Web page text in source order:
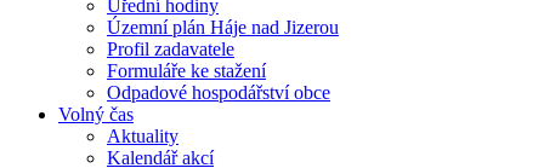
Úřední hodiny
Územní plán Háje nad Jizerou
Profil zadavatele
Formuláře ke stažení
Odpadové hospodářství obce
Volný čas
Aktuality
Kalendář akcí